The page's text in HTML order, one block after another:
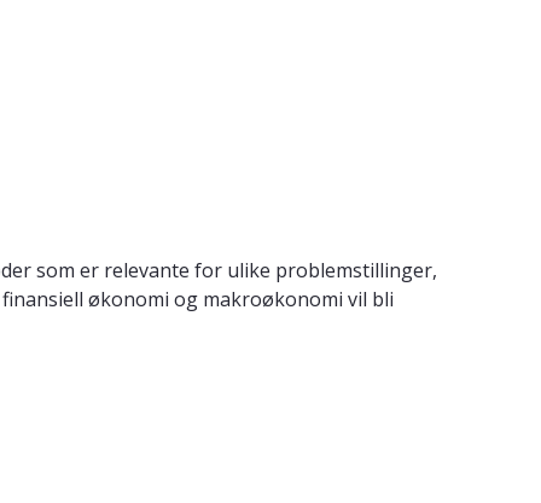
som er relevante for ulike problemstillinger,
økonomi og makroøkonomi vil bli